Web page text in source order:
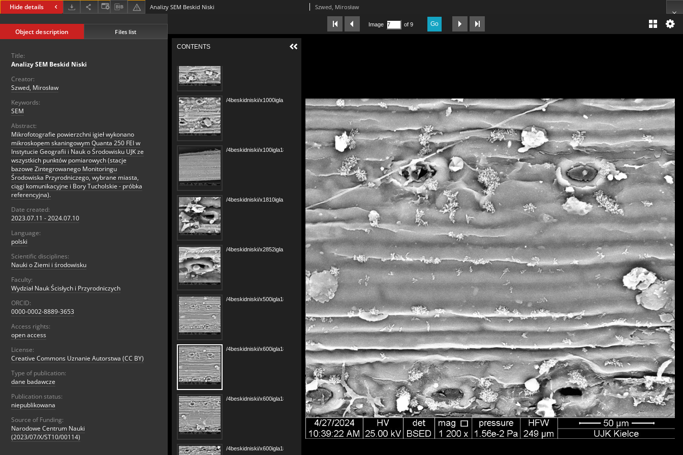
Hide details Analizy SEM Beskid Niski Szwed, Mirosław
Object description Files list
Title:
Analizy SEM Beskid Niski
Creator:
Szwed, Mirosław
Keywords:
SEM
Abstract:
Mikrofotografie powierzchni igieł wykonano
mikroskopem skaningowym Quanta 250 FEI w
Instytucie Geografii i Nauk o Środowisku UJK ze
wszystkich punktów pomiarowych (stacje
bazowe Zintegrowanego Monitoringu
Środowiska Przyrodniczego, wybrane miasta,
ciągi komunikacyjne i Bory Tucholskie - próbka
referencyjna).
Date created:
2023.07.11 - 2024.07.10
Language:
polski
Scientific disciplines:
Nauki o Ziemi i środowisku
Faculty:
Wydział Nauk Ścisłych i Przyrodniczych
ORCID:
0000-0002-8889-3653
Access rights:
open access
License:
Creative Commons Uznanie Autorstwa (CC BY)
Type of publication:
dane badawcze
Publication status:
niepublikowana
Source of Funding:
Narodowe Centrum Nauki
(2023/07/X/ST10/00114)